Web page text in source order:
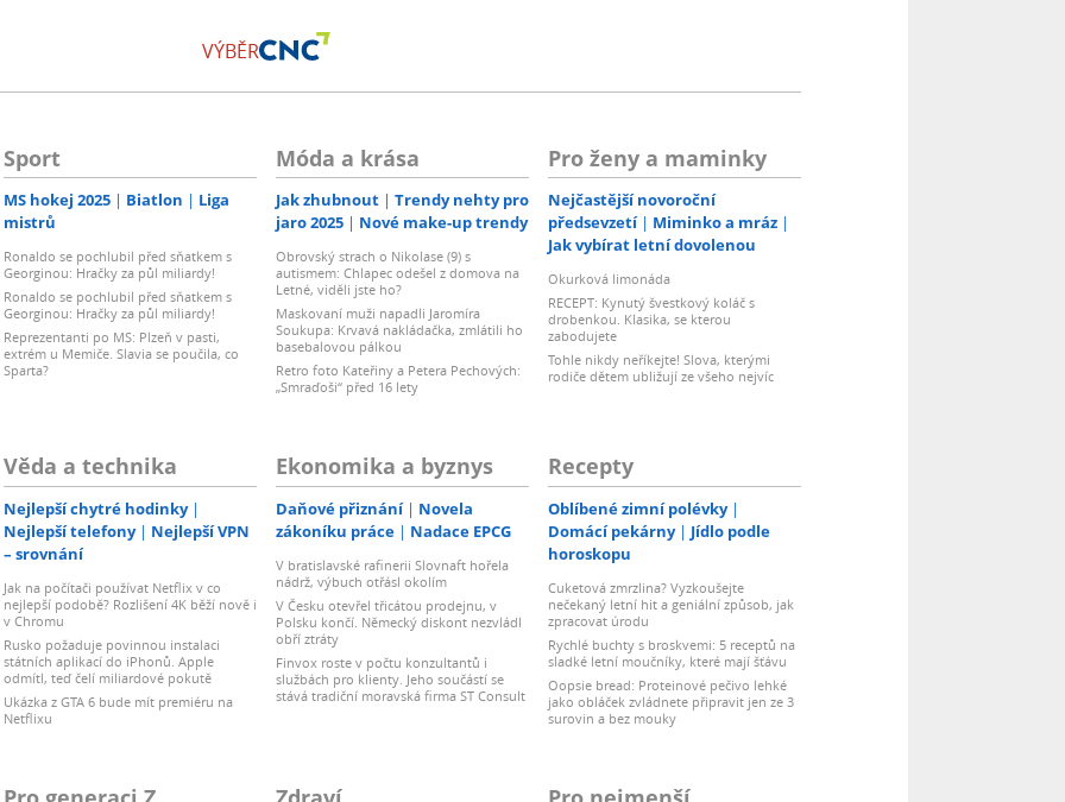
VÝBĚR
Sport
MS hokej 2025 Biatlon
Liga
mistrů
Ronaldo se pochlubil před sňatkem s
Georginou: Hračky za půl miliardy!
Ronaldo se pochlubil před sňatkem s
Georginou: Hračky za půl miliardy!
Reprezentanti po MS: Plzeň v pasti,
extrém u Memiče. Slavia se poučila, co
Sparta?
Móda a krása
Jak zhubnout
Trendy nehty pro
jaro 2025
Nové make-up trendy
Obrovský strach o Nikolase (9) s
autismem: Chlapec odešel z domova na
Letné, viděli jste ho?
Maskovaní muži napadli Jaromíra
Soukupa: Krvavá nakládačka, zmlátili ho
basebalovou pálkou
Retro foto Kateřiny a Petera Pechových:
„Smraďoši“ před 16 lety
Pro ženy a maminky
Nejčastější novoroční
předsevzetí
Miminko a mráz
Jak vybírat letní dovolenou
Okurková limonáda
RECEPT: Kynutý švestkový koláč s
drobenkou. Klasika, se kterou
zabodujete
Tohle nikdy neříkejte! Slova, kterými
rodiče dětem ubližují ze všeho nejvíc
Věda a technika
Nejlepší chytré hodinky
Nejlepší telefony
Nejlepší VPN
– srovnání
Jak na počítači používat Netflix v co
nejlepší podobě? Rozlišení 4K běží nově i
v Chromu
Rusko požaduje povinnou instalaci
státních aplikací do iPhonů. Apple
odmítl, teď čelí miliardové pokutě
Ukázka z GTA 6 bude mít premiéru na
Netflixu
Ekonomika a byznys
Daňové přiznání
Novela
zákoníku práce
Nadace EPCG
V bratislavské rafinerii Slovnaft hořela
nádrž, výbuch otřásl okolím
V Česku otevřel třicátou prodejnu, v
Polsku končí. Německý diskont nezvládl
obří ztráty
Finvox roste v počtu konzultantů i
službách pro klienty. Jeho součástí se
stává tradiční moravská firma ST Consult
Recepty
Oblíbené zimní polévky
Domácí pekárny
Jídlo podle
horoskopu
Cuketová zmrzlina? Vyzkoušejte
nečekaný letní hit a geniální způsob, jak
zpracovat úrodu
Rychlé buchty s broskvemi: 5 receptů na
sladké letní moučníky, které mají šťávu
Oopsie bread: Proteinové pečivo lehké
jako obláček zvládnete připravit jen ze 3
surovin a bez mouky